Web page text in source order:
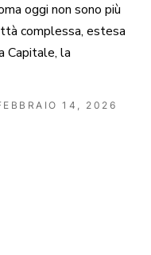
oggi non sono più
complessa, estesa
Capitale, la
14, 2026